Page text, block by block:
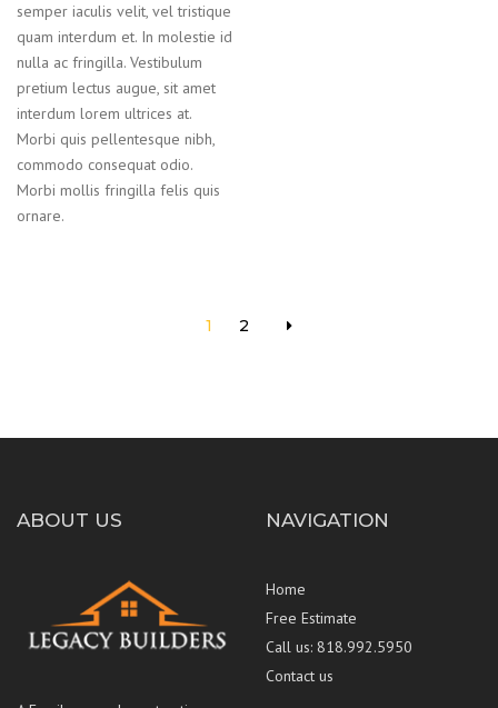
semper iaculis velit, vel tristique
quam interdum et. In molestie id
nulla ac fringilla. Vestibulum
pretium lectus augue, sit amet
interdum lorem ultrices at.
Morbi quis pellentesque nibh,
commodo consequat odio.
Morbi mollis fringilla felis quis
ornare.
1 2
ABOUT US NAVIGATION
Home
Free Estimate
Call us: 818.992.5950
Contact us